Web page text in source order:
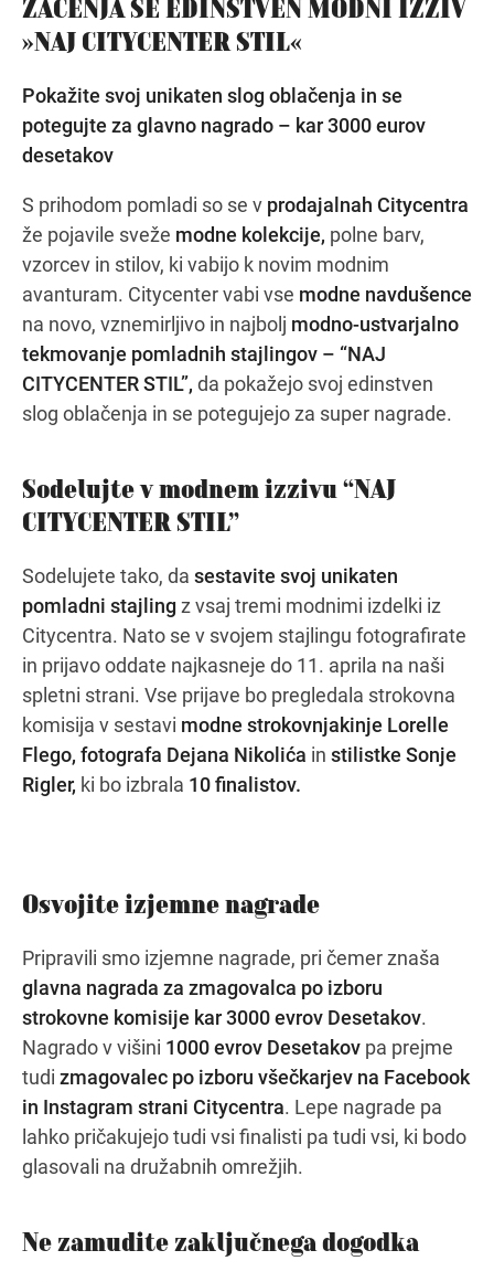
Navodila za pot
ZAČENJA SE EDINSTVEN MODNI IZZIV
»NAJ CITYCENTER STIL«
Pokažite svoj unikaten slog oblačenja in se
potegujte za glavno nagrado – kar 3000 eurov
desetakov
S prihodom pomladi so se v prodajalnah Citycentra
že pojavile sveže modne kolekcije, polne barv,
vzorcev in stilov, ki vabijo k novim modnim
avanturam. Citycenter vabi vse modne navdušence
na novo, vznemirljivo in najbolj modno-ustvarjalno
tekmovanje pomladnih stajlingov – “NAJ
CITYCENTER STIL”, da pokažejo svoj edinstven
slog oblačenja in se potegujejo za super nagrade.
Sodelujte v modnem izzivu “NAJ
CITYCENTER STIL”
Sodelujete tako, da sestavite svoj unikaten
pomladni stajlingz vsaj tremi modnimi izdelki iz
Citycentra. Nato se v svojem stajlingu fotografirate
in prijavo oddate najkasneje do 11. aprila na naši
spletni strani. Vse prijave bo pregledala strokovna
komisija v sestavi modne strokovnjakinje Lorelle
Flego, fotografa Dejana Nikolića in stilistke Sonje
Rigler, ki bo izbrala 10 finalistov.
Osvojite izjemne nagrade
Pripravili smo izjemne nagrade, pri čemer znaša
glavna nagrada za zmagovalca po izboru
strokovne komisije kar 3000 evrov Desetakov.
Nagrado v višini 1000 evrov Desetakov pa prejme
tudi zmagovalec po izboru všečkarjev na Facebook
in Instagram strani Citycentra. Lepe nagrade pa
lahko pričakujejo tudi vsi finalisti pa tudi vsi, ki bodo
glasovali na družabnih omrežjih.
Ne zamudite zaključnega dogodka